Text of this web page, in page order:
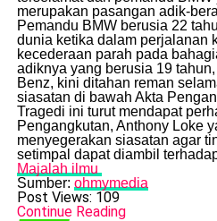
merupakan pasangan adik-
​Pemandu BMW berusia 22
dunia ketika dalam perjalanan
kecederaan parah pada
adiknya yang berusia 19
Benz, kini ditahan reman
siasatan di bawah Akta
​Tragedi ini turut mendapat
Pengangkutan, Anthony Loke
menyegerakan siasatan agar
setimpal dapat diambil
Majalah ilmu
Sumber: ohmymedia
Post Views: 109
Continue Reading